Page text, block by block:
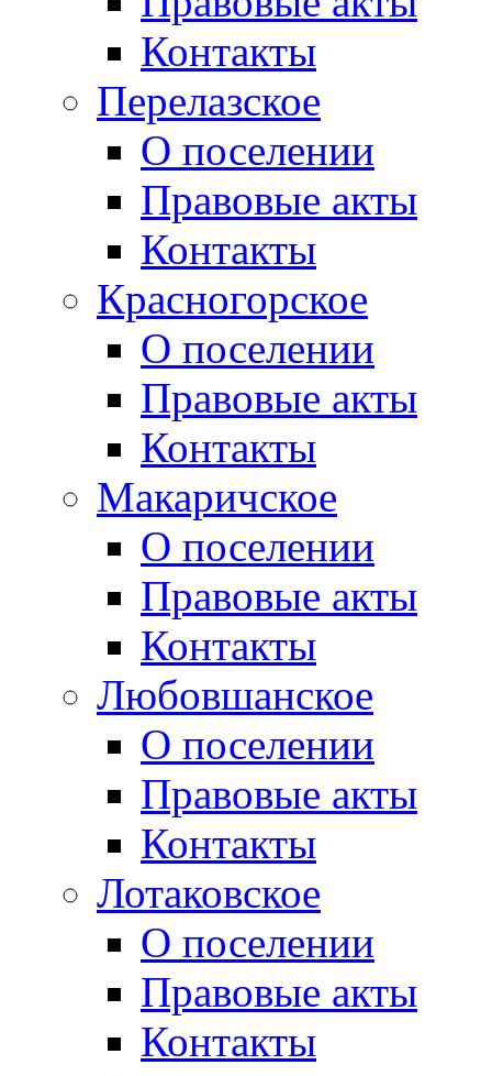
Контакты
Перелазское
О поселении
Правовые акты
Контакты
Красногорское
О поселении
Правовые акты
Контакты
Макаричское
О поселении
Правовые акты
Контакты
Любовшанское
О поселении
Правовые акты
Контакты
Лотаковское
О поселении
Правовые акты
Контакты